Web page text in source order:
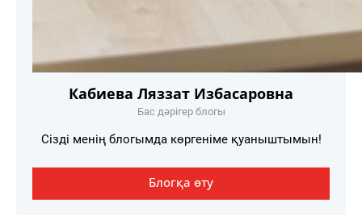
Кабиева Ляззат Избасаровна
Бас дәрігер блогы
Сізді менің блогымда көргеніме қуаныштымын!
Блогқа өту